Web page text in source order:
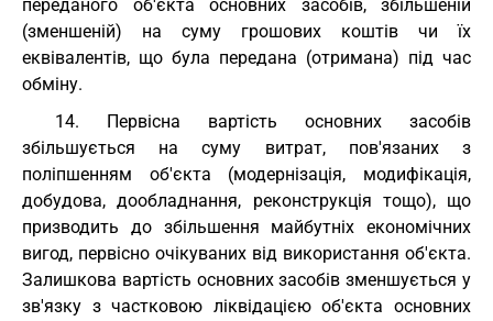
переданого об'єкта основних засобів, збільшеній
(зменшеній) на суму грошових коштів чи їх
еквівалентів, що була передана (отримана) під час
обміну.
14. Первісна вартість основних засобів
збільшується на суму витрат, пов'язаних з
поліпшенням об'єкта (модернізація, модифікація,
добудова, дообладнання, реконструкція тощо), що
призводить до збільшення майбутніх економічних
вигод, первісно очікуваних від використання об'єкта.
Залишкова вартість основних засобів зменшується у
зв'язку з частковою ліквідацією об'єкта основних